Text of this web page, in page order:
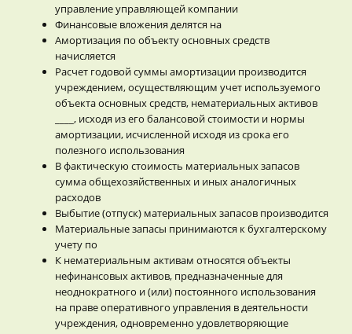
управление управляющей компании
Финансовые вложения делятся на
Амортизация по объекту основных средств
начисляется
Расчет годовой суммы амортизации производится
учреждением, осуществляющим учет используемого
объекта основных средств, нематериальных активов
____, исходя из его балансовой стоимости и нормы
амортизации, исчисленной исходя из срока его
полезного использования
В фактическую стоимость материальных запасов
сумма общехозяйственных и иных аналогичных
расходов
Выбытие (отпуск) материальных запасов производится
Материальные запасы принимаются к бухгалтерскому
учету по
К нематериальным активам относятся объекты
нефинансовых активов, предназначенные для
неоднократного и (или) постоянного использования
на праве оперативного управления в деятельности
учреждения, одновременно удовлетворяющие